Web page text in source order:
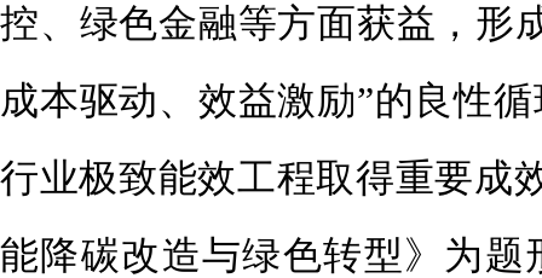
控、绿色金融等方面获益，形
成本驱动、效益激励”的良性
行业极致能效工程取得重要成
能降碳改造与绿色转型》为